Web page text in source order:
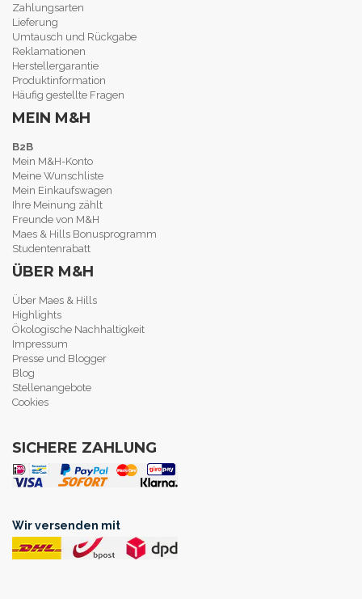
Zahlungsarten
Lieferung
Umtausch und Rückgabe
Reklamationen
Herstellergarantie
Produktinformation
Häufig gestellte Fragen
MEIN M&H
B2B
Mein M&H-Konto
Meine Wunschliste
Mein Einkaufswagen
Ihre Meinung zählt
Freunde von M&H
Maes & Hills Bonusprogramm
Studentenrabatt
ÜBER M&H
Über Maes & Hills
Highlights
Ökologische Nachhaltigkeit
Impressum
Presse und Blogger
Blog
Stellenangebote
Cookies
SICHERE ZAHLUNG
Wir versenden mit